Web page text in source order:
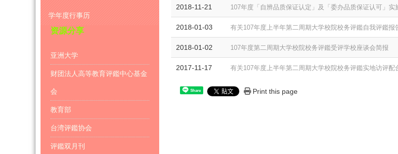
学年度行事历
资源分享
亚洲大学
财团法人高等教育评鑑中心基金
会
教育部
台湾评鑑协会
评鑑双月刊
2018-11-21 107年度「自辨品质保证认定」及「委办品质保证认可」实
2018-01-03 有关107年度上半年第二周期大学校院校务评鑑自我评鑑报
2018-01-02 107年度第二周期大学校院校务评鑑受评学校座谈会简报
2017-11-17 有关107年度上半年第二周期大学校院校务评鑑实地访评配
Share Print this page